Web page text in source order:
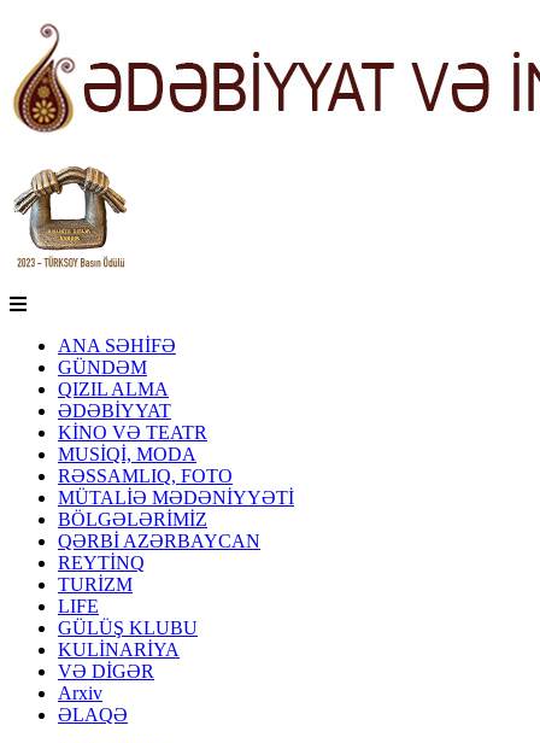
ANA SƏHİFƏ
GÜNDƏM
QIZIL ALMA
ƏDƏBİYYAT
KİNO VƏ TEATR
MUSİQİ, MODA
RƏSSAMLIQ, FOTO
MÜTALİƏ MƏDƏNİYYƏTİ
BÖLGƏLƏRİMİZ
QƏRBİ AZƏRBAYCAN
REYTİNQ
TURİZM
LIFE
GÜLÜŞ KLUBU
KULİNARİYA
VƏ DİGƏR
Arxiv
ƏLAQƏ